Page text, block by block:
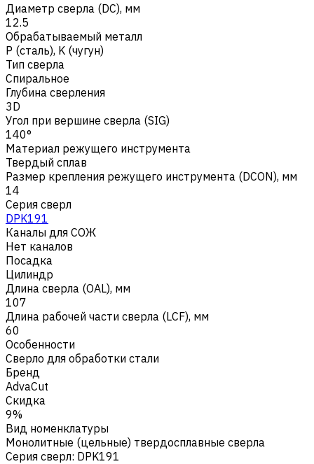
Диаметр сверла (DC), мм
12.5
Обрабатываемый металл
Р (сталь), K (чугун)
Тип сверла
Спиральное
Глубина сверления
3D
Угол при вершине сверла (SIG)
140°
Материал режущего инструмента
Твердый сплав
Размер крепления режущего инструмента (DCON), мм
14
Серия сверл
DPK191
Каналы для СОЖ
Нет каналов
Посадка
Цилиндр
Длина сверла (OAL), мм
107
Длина рабочей части сверла (LCF), мм
60
Особенности
Сверло для обработки стали
Бренд
AdvaCut
Скидка
9%
Вид номенклатуры
Монолитные (цельные) твердосплавные сверла
Серия сверл: DPK191